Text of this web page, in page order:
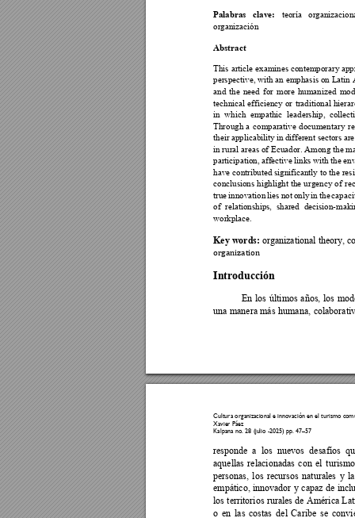
Palabras clave: teoría
organización
Abstract
This article examines contemporary
perspective, with an emphasis on Latin
and the need for more humanized
technical efficiency or traditional
in which empathic leadership,
Through a comparative documentary
their applicability in different sectors
in rural areas of Ecuador. Among the
participation, affective links with the
have contributed significantly to the
conclusions highlight the urgency of
true innovation lies not only in the
of relationships, shared decision-
workplace.
Key words: organizational theory,
organization
Introducción
En los últimos años, los
una manera más humana
Cultura organizacional e innovación en el turismo co
Xavier Páez
Kalpana no. 28 (julio -2025) pp. 47–57
responde a los nuevos desafíos
aquellas relacionadas con el
personas, los recursos naturales y
empático, innovador y capaz de
los territorios rurales de América
o en las costas del Caribe se